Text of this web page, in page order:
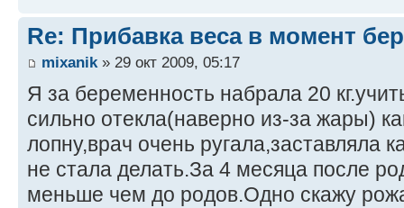
Re: Прибавка веса в момент
mixanik» 29 окт 2009, 05:17
Я за беременность набрала 20
сильно отекла(наверно из-за жары)
лопну,врач очень ругала,заставляла
не стала делать.За 4 месяца после
меньше чем до родов.Одно скажу